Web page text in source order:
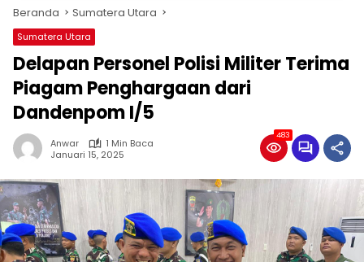
Beranda Sumatera Utara
Sumatera Utara
Delapan Personel Polisi Militer Terima
Piagam Penghargaan dari
Dandenpom I/5
Anwar
1 Min Baca
Januari 15, 2025
483